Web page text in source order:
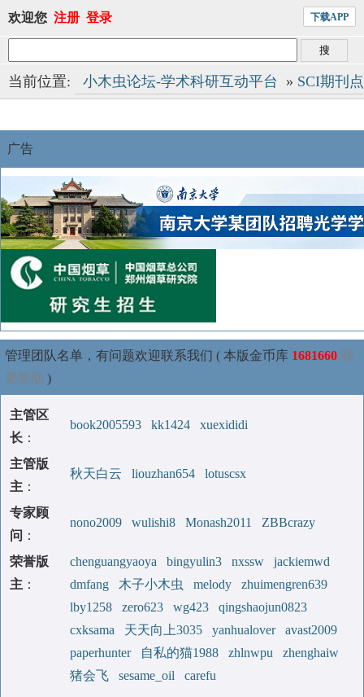
欢迎您 注册 登录 下载APP
当前位置: 小木虫论坛-学术科研互动平台 » SCI期刊
广告
管理团队名单，有问题欢迎联系我们 ( 本版金币库 1681660 我
要赞助 )
主管区
长 ：
book2005593 kk1424 xuexididi
主管版
主 ：
秋天白云 liouzhan654 lotuscsx
专家顾
问 ：
nono2009 wulishi8 Monash2011 ZBBcrazy
荣誉版
主 ：
chenguangyaoya bingyulin3 nxssw
jackiemwd
dmfang
木子小木虫 melody
zhuimengren639
lby1258
zero623 wg423
qingshaojun0823
cxksama
天天向上3035 yanhualover
avast2009
paperhunter
自私的猫1988 zhlnwpu
zhenghaiw
猪会飞
sesame_oil carefu